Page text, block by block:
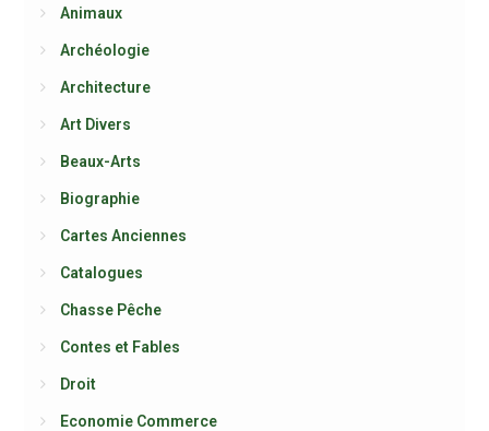
Animaux
Archéologie
Architecture
Art Divers
Beaux-Arts
Biographie
Cartes Anciennes
Catalogues
Chasse Pêche
Contes et Fables
Droit
Economie Commerce